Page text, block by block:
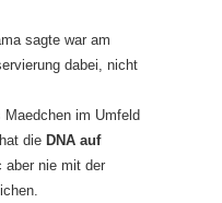
sagte war am
dabei, nicht
im Umfeld
die DNA auf
aber nie mit der